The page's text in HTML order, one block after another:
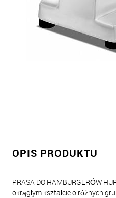
OPIS PRODUKTU
PRASA DO HAMBURGERÓW
okrągłym kształcie o różnych